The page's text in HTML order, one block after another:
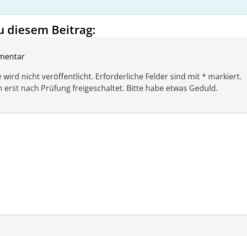
diesem Beitrag:
wird nicht veröffentlicht. Erforderliche Felder sind mit * markiert.
erst nach Prüfung freigeschaltet. Bitte habe etwas Geduld.